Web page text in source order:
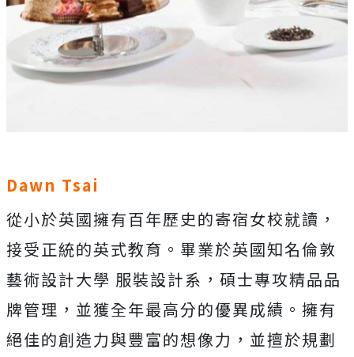
Dawn Tsai
從小於英國擁有百年歷史的寄宿女校就讀，
接受正統的英式教育。畢業於英國知名倫敦
藝術設計大學 服裝設計系，碩士專攻精品品
牌管理，並獲全年最高分的優異成績。擁有
絕佳的創造力與豐富的想像力，並擅於規劃